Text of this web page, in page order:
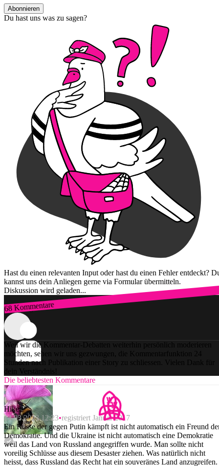
Abonnieren
Du hast uns was zu sagen?
Hast du einen relevanten Input oder hast du einen Fehler entdeckt?
kannst uns dein Anliegen gerne via Formular übermitteln.
Diskussion wird geladen...
68 Kommentare
Zum Login
Weil wir die Kommentar-Debatten weiterhin persönlich moderieren
möchten, sehen wir uns gezwungen, die Kommentarfunktion 24
Stunden nach Publikation einer Story zu schliessen. Vielen Dank für
dein Verständnis!
Die beliebtesten Kommentare
Hiker
14.03.2023 12:23 registriert Januar 2017
Ein Russe der gegen Putin kämpft ist nicht automatisch ein Freund
Demokratie. Und die Ukraine ist nicht automatisch eine Demokratie
weil das Land von Russland angegriffen wurde. Man sollte nicht
voreilig Schlüsse aus diesem Desaster ziehen. Was natürlich nicht
heisst, dass Russland das Recht hat ein souveränes Land anzugreifen.